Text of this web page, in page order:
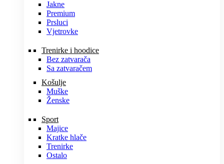
Jakne
Premium
Prsluci
Vjetrovke
Trenirke i hoodice
Bez zatvarača
Sa zatvaračem
Košulje
Muške
Ženske
Sport
Majice
Kratke hlače
Trenirke
Ostalo